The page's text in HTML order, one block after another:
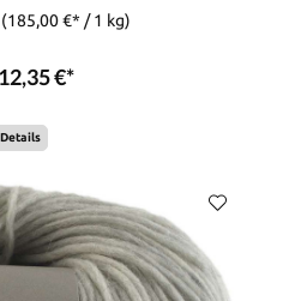
(185,00 €* / 1 kg)
€*
Details